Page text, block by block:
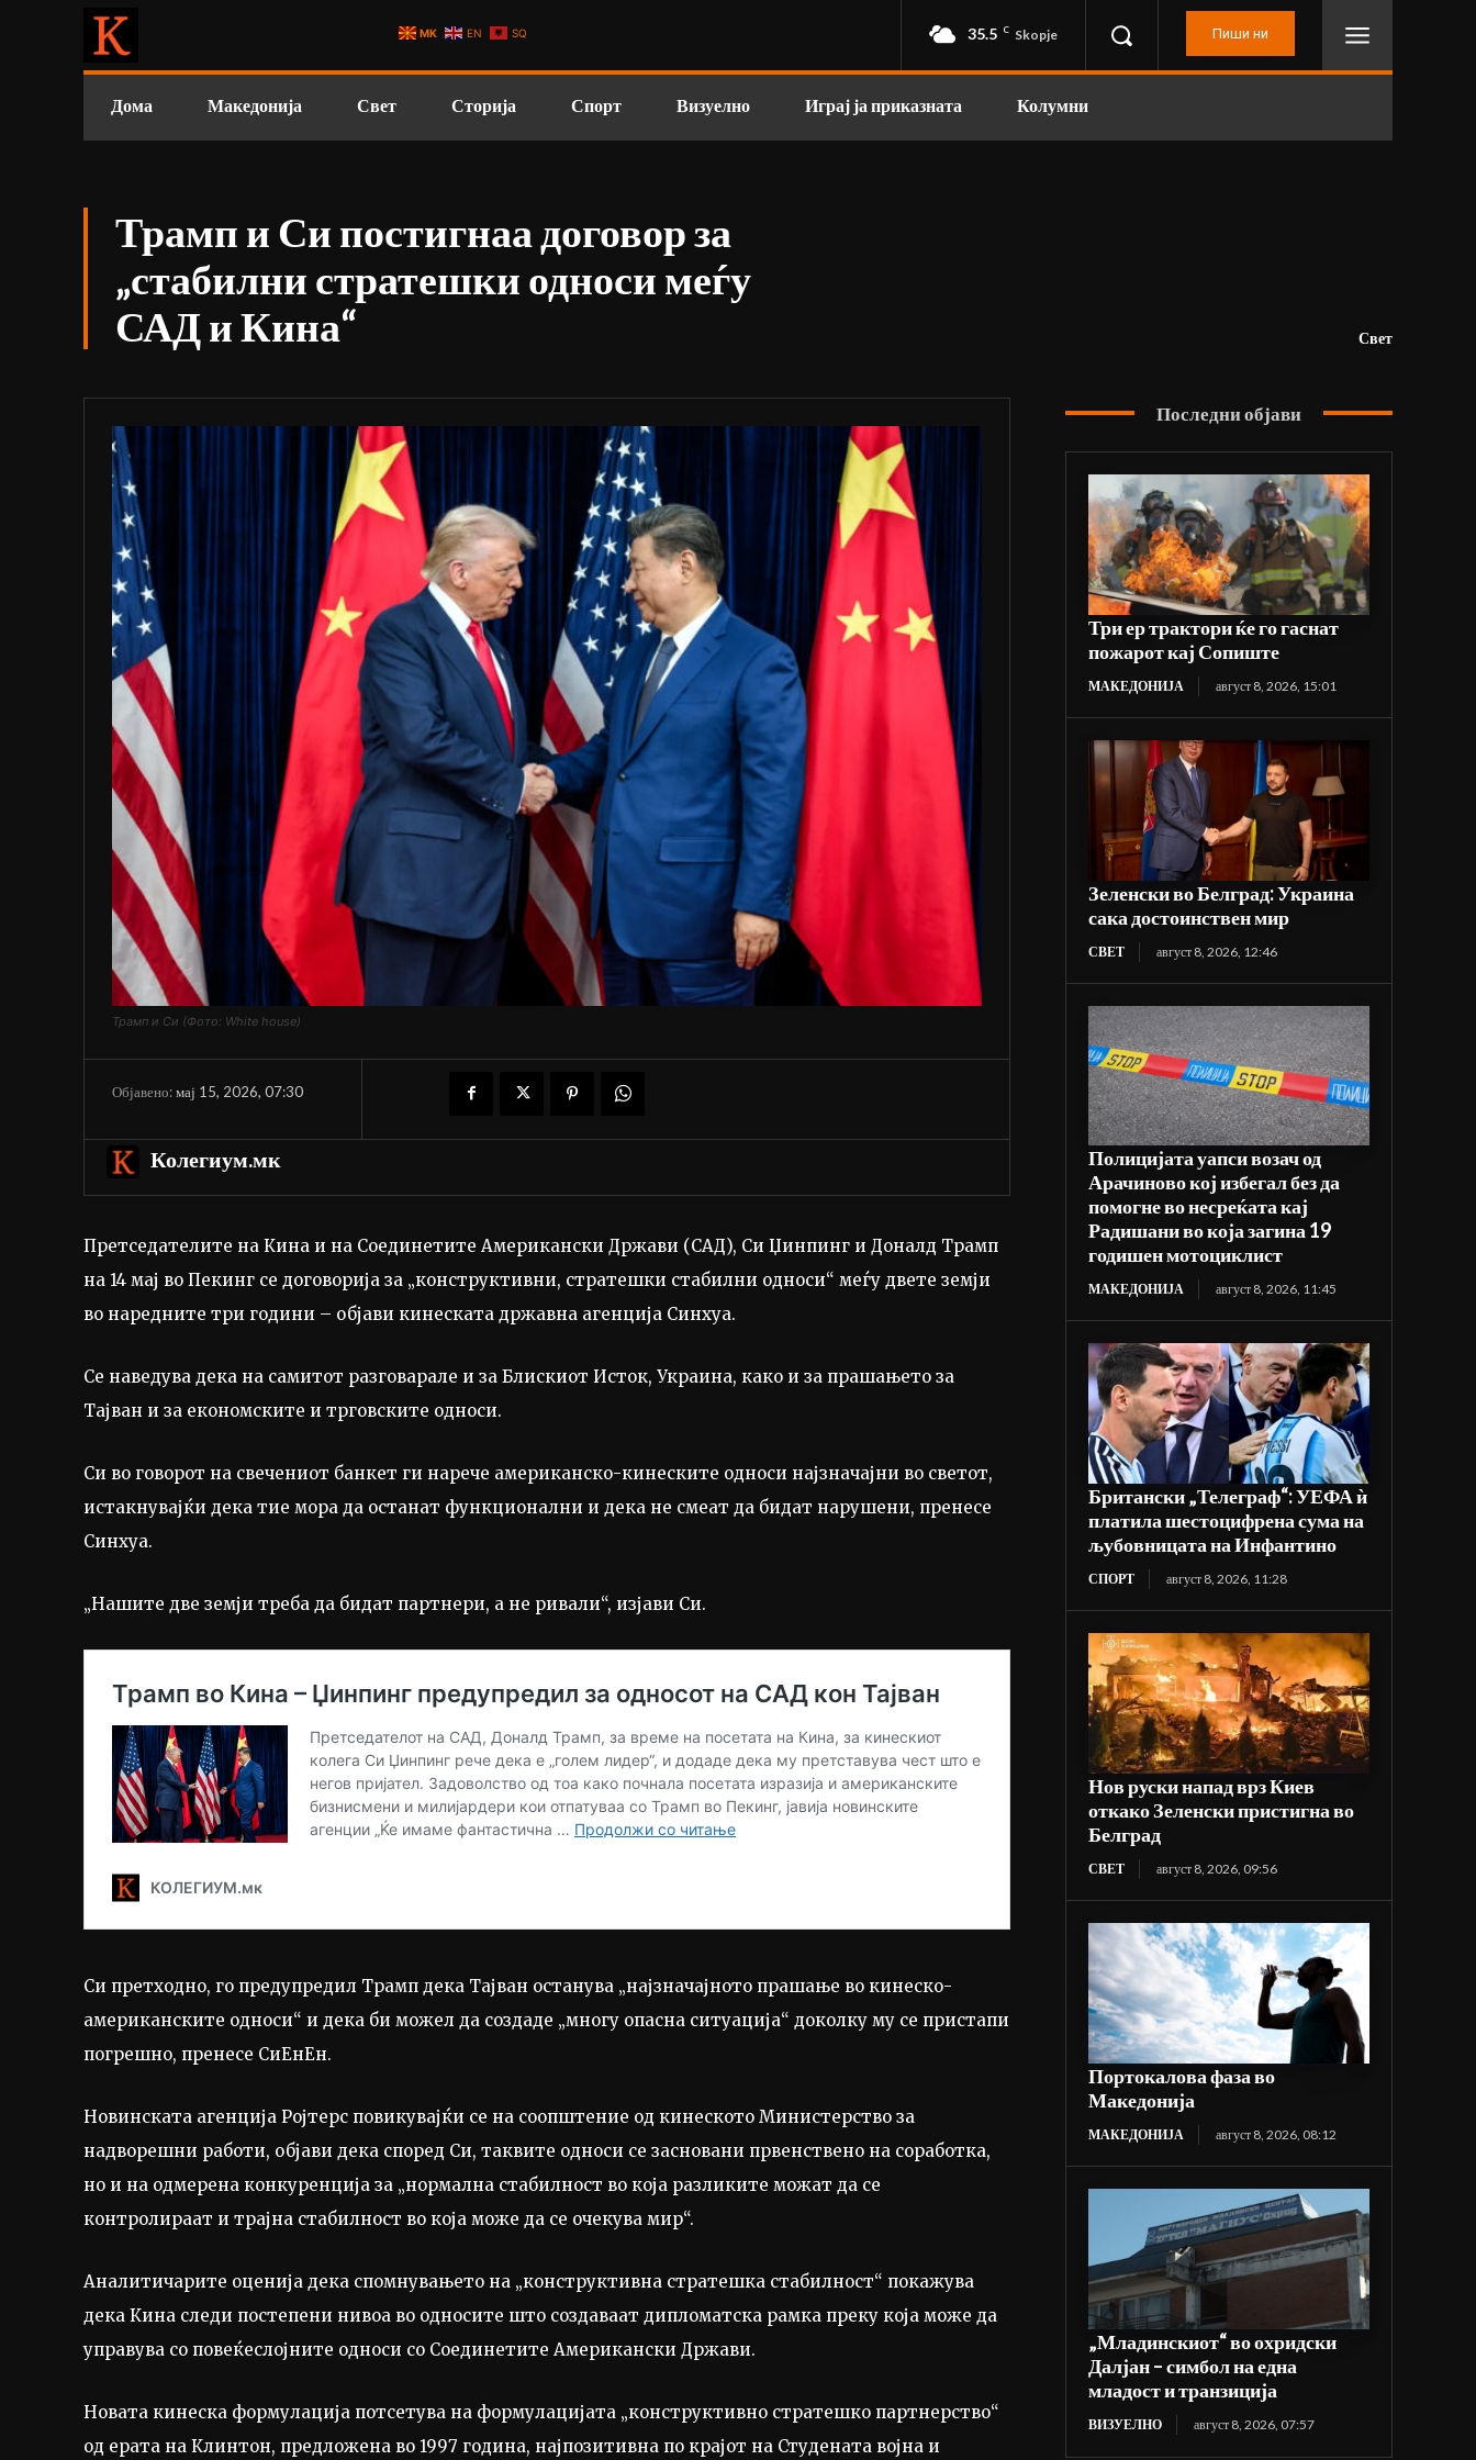
35.5 C Skopje Пиши ни
Дома Македонија Свет Сторија Спорт Визуелно Играј ја приказната Колумни
Трамп и Си постигнаа договор за
„стабилни стратешки односи меѓу
САД и Кина“
Свет
Трамп и Си (Фото: White house)
Објавено:мај 15, 2026, 07:30
Колегиум.мк
Претседателите на Кина и на Соединетите Американски Држави (САД), Си Џинпинг и Доналд Трамп
на 14 мај во Пекинг се договорија за „конструктивни, стратешки стабилни односи“ меѓу двете земји
во наредните три години – објави кинеската државна агенција Синхуа.
Се наведува дека на самитот разговарале и за Блискиот Исток, Украина, како и за прашањето за
Тајван и за економските и трговските односи.
Си во говорот на свечениот банкет ги нарече американско-кинеските односи најзначајни во светот,
истакнувајќи дека тие мора да останат функционални и дека не смеат да бидат нарушени, пренесе
Синхуа.
„Нашите две земји треба да бидат партнери, а не ривали“, изјави Си.
Си претходно, го предупредил Трамп дека Тајван останува „најзначајното прашање во кинеско-
американските односи“ и дека би можел да создаде „многу опасна ситуација“ доколку му се пристапи
погрешно, пренесе СиЕнЕн.
Новинската агенција Ројтерс повикувајќи се на соопштение од кинеското Министерство за
надворешни работи, објави дека според Си, таквите односи се засновани првенствено на соработка,
но и на одмерена конкуренција за „нормална стабилност во која разликите можат да се
контролираат и трајна стабилност во која може да се очекува мир“.
Аналитичарите оценија дека спомнувањето на „конструктивна стратешка стабилност“ покажува
дека Кина следи постепени нивоа во односите што создаваат дипломатска рамка преку која може да
управува со повеќеслојните односи со Соединетите Американски Држави.
Новата кинеска формулација потсетува на формулацијата „конструктивно стратешко партнерство“
од ерата на Клинтон, предложена во 1997 година, најпозитивна по крајот на Студената војна и
Последни објави
Три ер трактори ќе го гаснат
пожарот кај Сопиште
МАКЕДОНИЈА август 8, 2026, 15:01
Зеленски во Белград: Украина
сака достоинствен мир
СВЕТ август 8, 2026, 12:46
Полицијата уапси возач од
Арачиново кој избегал без да
помогне во несреќата кај
Радишани во која загина 19
годишен мотоциклист
МАКЕДОНИЈА август 8, 2026, 11:45
Британски „Телеграф“: УЕФА ѝ
платила шестоцифрена сума на
љубовницата на Инфантино
СПОРТ август 8, 2026, 11:28
Нов руски напад врз Киев
откако Зеленски пристигна во
Белград
СВЕТ август 8, 2026, 09:56
Портокалова фаза во
Македонија
МАКЕДОНИЈА август 8, 2026, 08:12
„Младинскиот“ во охридски
Далјан – симбол на една
младост и транзиција
ВИЗУЕЛНО август 8, 2026, 07:57
MK EN SQ